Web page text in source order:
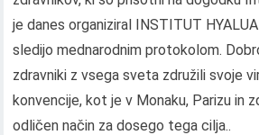
je danes organiziral INSTITUT
sledijo mednarodnim protokolom.
zdravniki z vsega sveta združili svoje
konvencije, kot je v Monaku, Parizu in
odličen način za dosego tega cilja..